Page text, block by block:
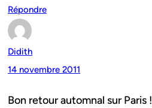
Répondre
Didith
14 novembre 2011
Bon retour automnal sur Paris !